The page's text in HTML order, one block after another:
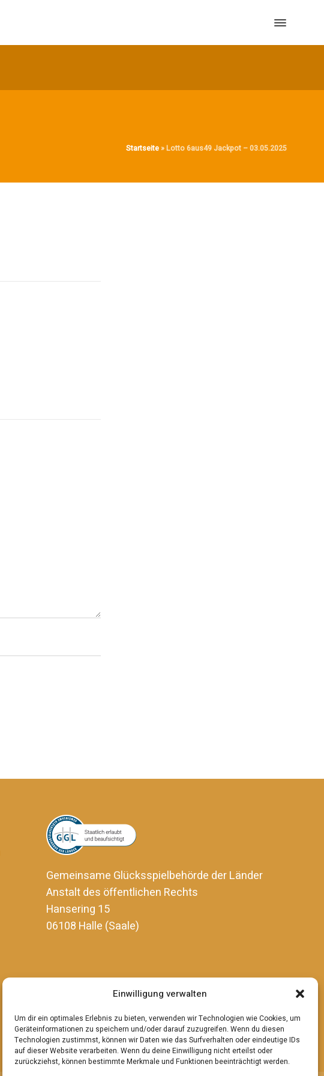
Einwilligung verwalten
Um dir ein optimales Erlebnis zu bieten, verwenden wir Technologien wie Cookies, um
Geräteinformationen zu speichern und/oder darauf zuzugreifen. Wenn du diesen
Technologien zustimmst, können wir Daten wie das Surfverhalten oder eindeutige IDs
auf dieser Website verarbeiten. Wenn du deine Einwilligung nicht erteilst oder
zurückziehst, können bestimmte Merkmale und Funktionen beeinträchtigt werden.
Startseite»Lotto 6aus49 Jackpot – 03.05.2025
Gemeinsame Glücksspielbehörde der Länder
Anstalt des öffentlichen Rechts
Hansering 15
06108 Halle (Saale)